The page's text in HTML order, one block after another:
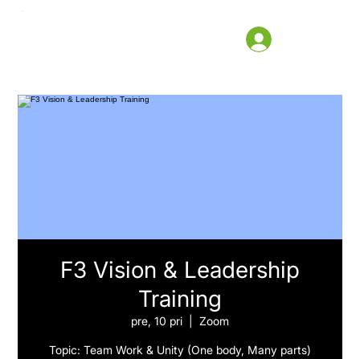
F3 Vision & Leadership
Training
pre, 10 pri Zoom
Topic: Team Work & Unity (One body, Many parts)